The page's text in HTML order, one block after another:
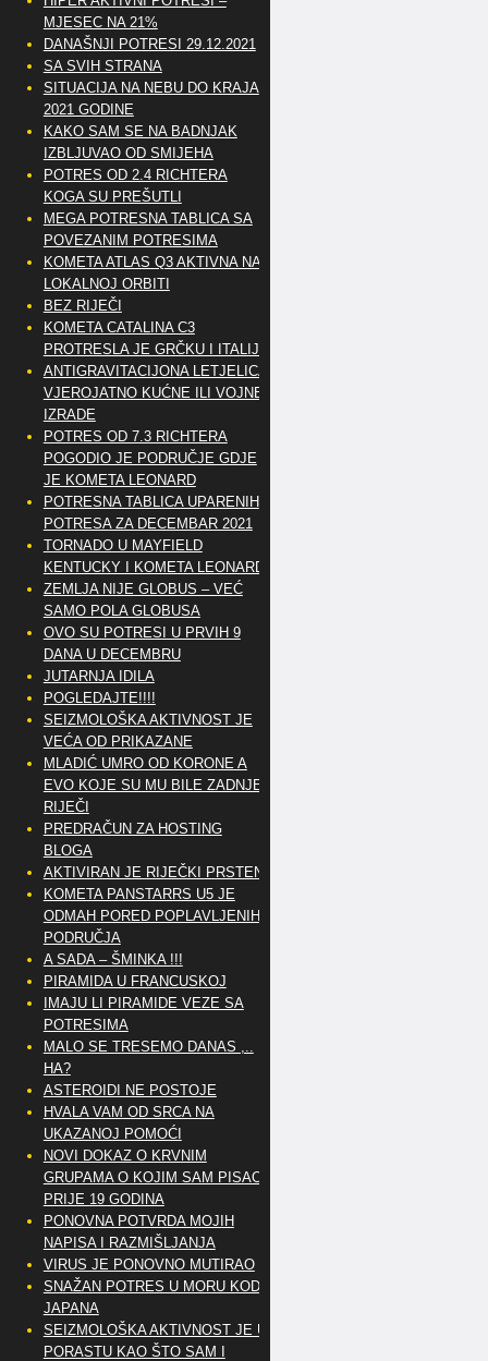
MJESEC NA 21%
DANAŠNJI POTRESI 29.12.2021
SA SVIH STRANA
SITUACIJA NA NEBU DO KRAJA
2021 GODINE
KAKO SAM SE NA BADNJAK
IZBLJUVAO OD SMIJEHA
POTRES OD 2.4 RICHTERA
KOGA SU PREŠUTLI
MEGA POTRESNA TABLICA SA
POVEZANIM POTRESIMA
KOMETA ATLAS Q3 AKTIVNA NA
LOKALNOJ ORBITI
BEZ RIJEČI
KOMETA CATALINA C3
PROTRESLA JE GRČKU I ITALIJU
ANTIGRAVITACIJONA LETJELICA
VJEROJATNO KUĆNE ILI VOJNE
IZRADE
POTRES OD 7.3 RICHTERA
POGODIO JE PODRUČJE GDJE
JE KOMETA LEONARD
POTRESNA TABLICA UPARENIH
POTRESA ZA DECEMBAR 2021
TORNADO U MAYFIELD
KENTUCKY I KOMETA LEONARD
ZEMLJA NIJE GLOBUS – VEĆ
SAMO POLA GLOBUSA
OVO SU POTRESI U PRVIH 9
DANA U DECEMBRU
JUTARNJA IDILA
POGLEDAJTE!!!!
SEIZMOLOŠKA AKTIVNOST JE
VEĆA OD PRIKAZANE
MLADIĆ UMRO OD KORONE A
EVO KOJE SU MU BILE ZADNJE
RIJEČI
PREDRAČUN ZA HOSTING
BLOGA
AKTIVIRAN JE RIJEČKI PRSTEN
KOMETA PANSTARRS U5 JE
ODMAH PORED POPLAVLJENIH
PODRUČJA
A SADA – ŠMINKA !!!
PIRAMIDA U FRANCUSKOJ
IMAJU LI PIRAMIDE VEZE SA
POTRESIMA
MALO SE TRESEMO DANAS ,..
HA?
ASTEROIDI NE POSTOJE
HVALA VAM OD SRCA NA
UKAZANOJ POMOĆI
NOVI DOKAZ O KRVNIM
GRUPAMA O KOJIM SAM PISAO
PRIJE 19 GODINA
PONOVNA POTVRDA MOJIH
NAPISA I RAZMIŠLJANJA
VIRUS JE PONOVNO MUTIRAO
SNAŽAN POTRES U MORU KOD
JAPANA
SEIZMOLOŠKA AKTIVNOST JE U
PORASTU KAO ŠTO SAM I